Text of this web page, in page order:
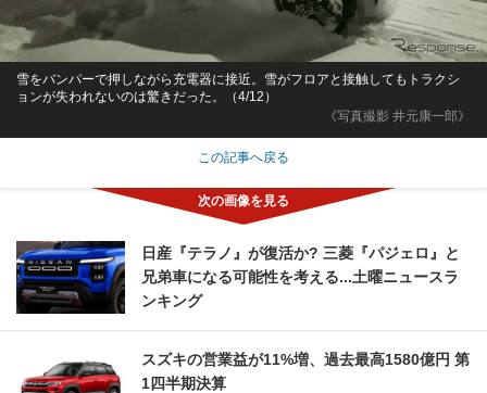
《写真撮影 井元康一郎》
雪をバンパーで押しながら充電器に接近。雪がフロアと接触してもトラクシ
ョンが失われないのは驚きだった。（4/12）
この記事へ戻る
日産『テラノ』が復活か? 三菱『パジェロ』と
兄弟車になる可能性を考える...土曜ニュースラ
ンキング
スズキの営業益が11%増、過去最高1580億円 第
1四半期決算